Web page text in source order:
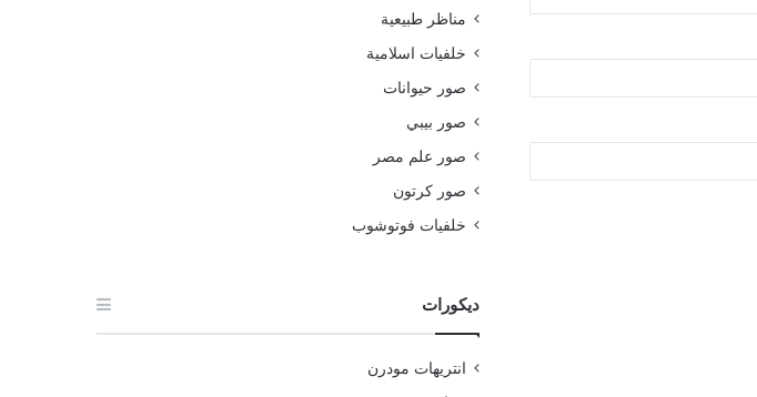
مناظر طبيعية
خلفيات اسلامية
صور حيوانات
صور بيبي
صور علم مصر
صور كرتون
خلفيات فوتوشوب
ديكورات
انتريهات مودرن